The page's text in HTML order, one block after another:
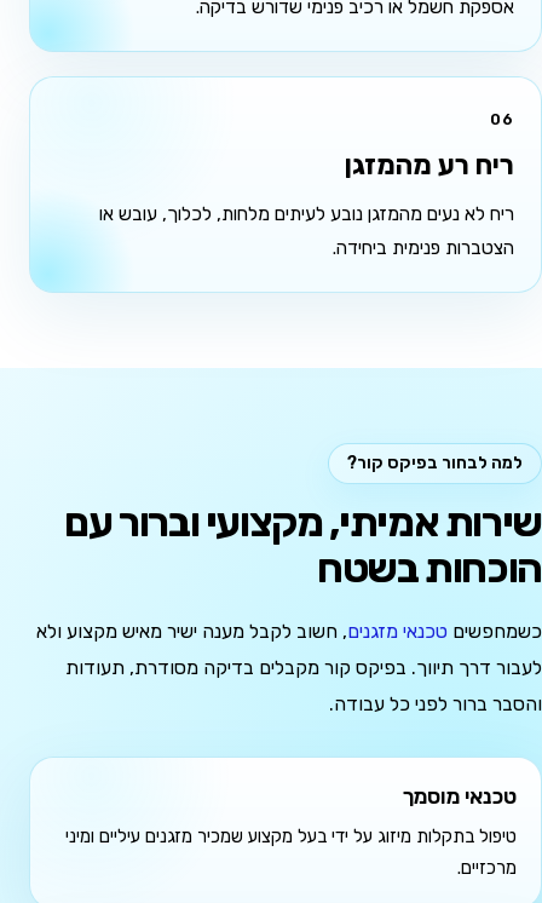
אספקת חשמל או רכיב פנימי שדורש בדיקה.
06
ריח רע מהמזגן
ריח לא נעים מהמזגן נובע לעיתים מלחות, לכלוך, עובש או
הצטברות פנימית ביחידה.
למה לבחור בפיקס קור?
שירות אמיתי, מקצועי וברור עם
הוכחות בשטח
כשמחפשים טכנאי מזגנים, חשוב לקבל מענה ישיר מאיש מקצוע ולא
לעבור דרך תיווך. בפיקס קור מקבלים בדיקה מסודרת, תעודות
והסבר ברור לפני כל עבודה.
טכנאי מוסמך
טיפול בתקלות מיזוג על ידי בעל מקצוע שמכיר מזגנים עיליים ומיני
מרכזיים.